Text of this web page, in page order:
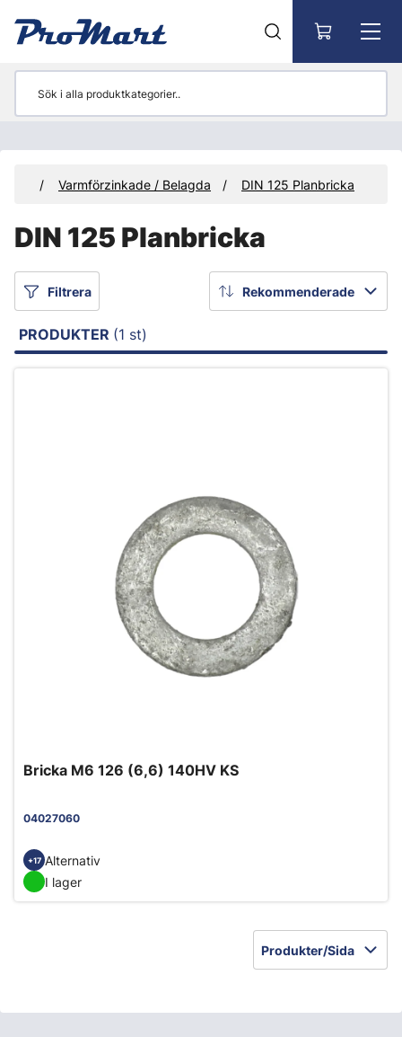
Varmförzinkade / Belagda DIN 125 Planbricka
DIN 125 Planbricka
Filtrera Rekommenderade
PRODUKTER (1 st)
Bricka M6 126 (6,6) 140HV KS
04027060
+17 Alternativ
I lager
Produkter/Sida